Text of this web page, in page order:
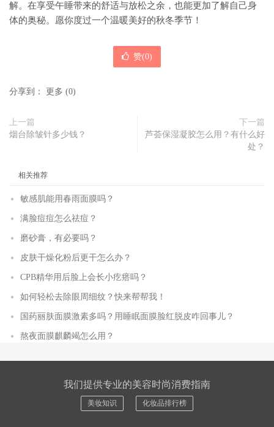
解。在享受午睡带来的舒适与放松之余，也能更加了解自己身
体的奥秘。愿你度过一个温暖美好的秋冬季节！
赞(0)
分享到： 更多 (0)
上一篇
烟台除皱针多少钱？
下一篇
芦荟保湿凝胶怎么用？有什么好
处？
相关推荐
敏感肌能用春雨面膜吗？
满脸痘痘怎么祛痘？
磨砂膏，有必要吗？
皮肤干燥化粉后更干怎么办？
CPB精华用后脸上会长小疙瘩吗？
如何轻松去除眼周细纹？快来帮帮我！
国药丽肤面膜激素多吗？用睡眠面膜脸红脱皮咋回事儿？
熬夜面膜麒麟竭怎么用？
我们提供专业的美容时尚消费指南
美妆知识 化妆品排行榜